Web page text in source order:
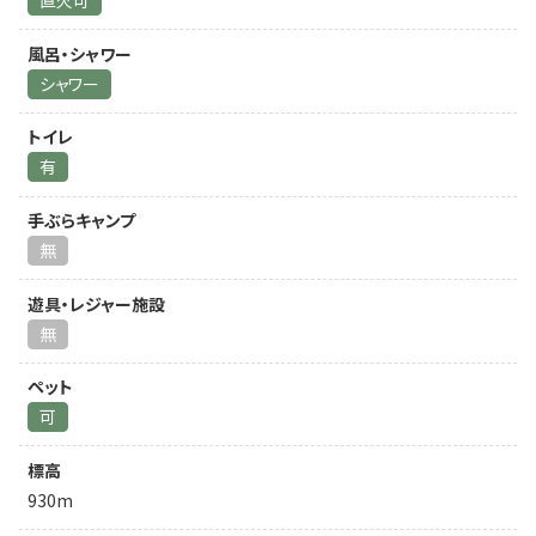
風呂・シャワー
シャワー
トイレ
有
手ぶらキャンプ
無
遊具・レジャー施設
無
ペット
可
標高
930m